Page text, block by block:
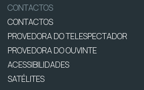
CONTACTOS
CONTACTOS
PROVEDORA DO TELESPECTADOR
PROVEDORA DO OUVINTE
ACESSIBILIDADES
SATÉLITES